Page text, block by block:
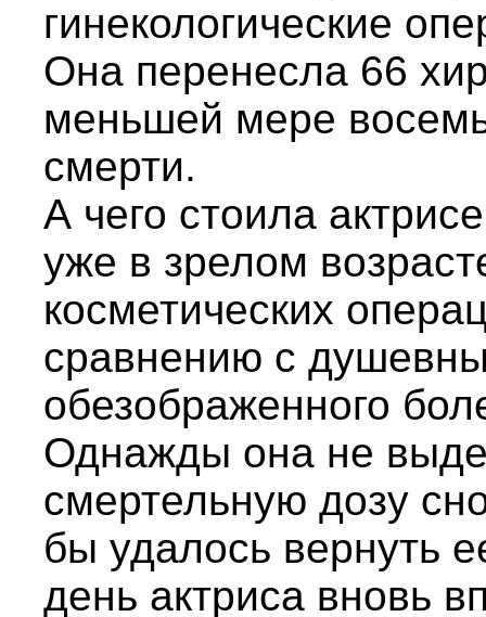
гинекологические
Она перенесла 66
меньшей мере
смерти.
А чего стоила
уже в зрелом
косметических
сравнению с
обезображенного
Однажды она не
смертельную дозу
бы удалось вернуть
день актриса вновь